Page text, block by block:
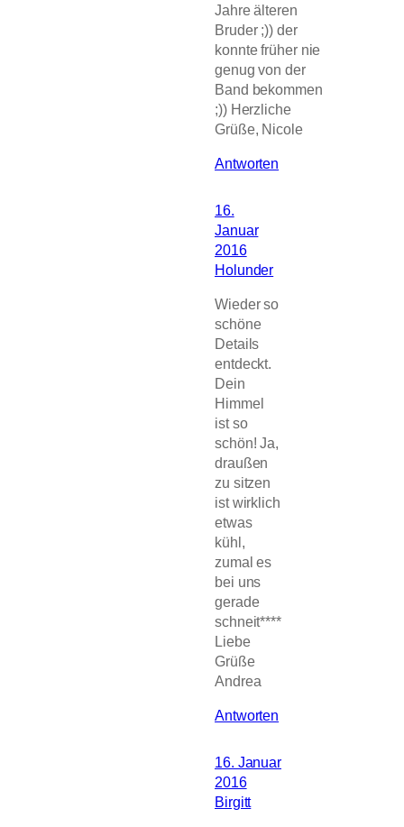
Jahre älteren
Bruder ;)) der
konnte früher nie
genug von der
Band bekommen
;)) Herzliche
Grüße, Nicole
Antworten
16.
Januar
2016
Holunder
Wieder so
schöne
Details
entdeckt.
Dein
Himmel
ist so
schön! Ja,
draußen
zu sitzen
ist wirklich
etwas
kühl,
zumal es
bei uns
gerade
schneit****
Liebe
Grüße
Andrea
Antworten
16. Januar
2016
Birgitt